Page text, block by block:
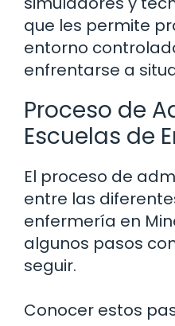
que les permite
entorno
enfrentarse a
Proceso de
Escuelas de
El proceso de
entre las
enfermería en
algunos pasos
seguir.
Conocer estos